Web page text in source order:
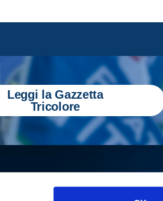
Leggi la Gazzetta
Tricolore